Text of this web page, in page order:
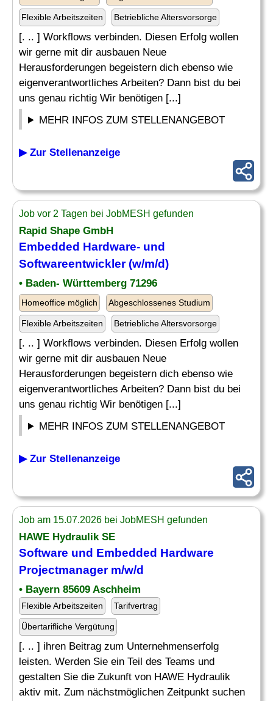
Flexible Arbeitszeiten Betriebliche Altersvorsorge
[. .. ] Workflows verbinden. Diesen Erfolg wollen
wir gerne mit dir ausbauen Neue
Herausforderungen begeistern dich ebenso wie
eigenverantwortliches Arbeiten? Dann bist du bei
uns genau richtig Wir benötigen [...]
MEHR INFOS ZUM STELLENANGEBOT
▶ Zur Stellenanzeige
Job vor 2 Tagen bei JobMESH gefunden
Rapid Shape GmbH
Embedded Hardware- und
Softwareentwickler (w/m/d)
• Baden- Württemberg 71296
Homeoffice möglich Abgeschlossenes Studium
Flexible Arbeitszeiten Betriebliche Altersvorsorge
[. .. ] Workflows verbinden. Diesen Erfolg wollen
wir gerne mit dir ausbauen Neue
Herausforderungen begeistern dich ebenso wie
eigenverantwortliches Arbeiten? Dann bist du bei
uns genau richtig Wir benötigen [...]
MEHR INFOS ZUM STELLENANGEBOT
▶ Zur Stellenanzeige
Job am 15.07.2026 bei JobMESH gefunden
HAWE Hydraulik SE
Software und Embedded Hardware
Projectmanager m/w/d
• Bayern 85609 Aschheim
Flexible Arbeitszeiten Tarifvertrag
Übertarifliche Vergütung
[. .. ] ihren Beitrag zum Unternehmenserfolg
leisten. Werden Sie ein Teil des Teams und
gestalten Sie die Zukunft von HAWE Hydraulik
aktiv mit. Zum nächstmöglichen Zeitpunkt suchen